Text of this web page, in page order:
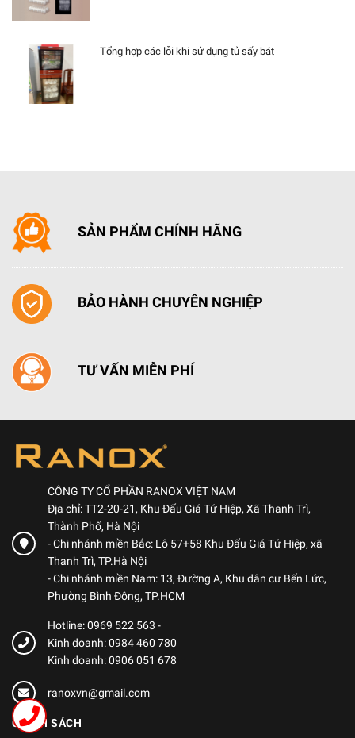
Tổng hợp các lỗi khi sử dụng tủ sấy bát
SẢN PHẨM CHÍNH HÃNG
BẢO HÀNH CHUYÊN NGHIỆP
TƯ VẤN MIỄN PHÍ
CÔNG TY CỔ PHẦN RANOX VIỆT NAM
Địa chỉ: TT2-20-21, Khu Đấu Giá Tứ Hiệp, Xã Thanh Trì,
Thành Phố, Hà Nội
- Chi nhánh miền Bắc: Lô 57+58 Khu Đấu Giá Tứ Hiệp, xã
Thanh Trì, TP.Hà Nội
- Chi nhánh miền Nam: 13, Đường A, Khu dân cư Bến Lức,
Phường Bình Đông, TP.HCM
Hotline: 0969 522 563 -
Kinh doanh: 0984 460 780
Kinh doanh: 0906 051 678
ranoxvn@gmail.com
CHÍNH SÁCH